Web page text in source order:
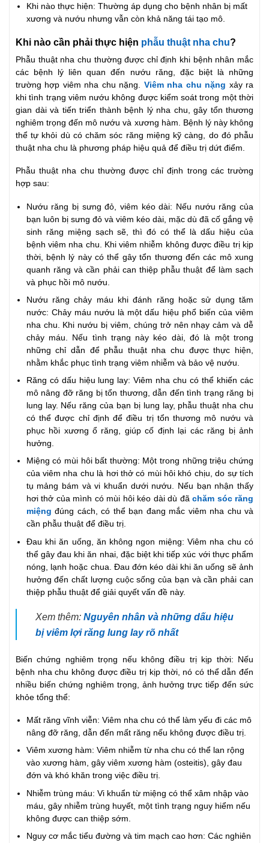
Khi nào thực hiện: Thường áp dụng cho bệnh nhân bị mất
xương và nướu nhưng vẫn còn khả năng tái tạo mô.
Khi nào cần phải thực hiện phẫu thuật nha chu?
Phẫu thuật nha chu thường được chỉ định khi bệnh nhân mắc
các bệnh lý liên quan đến nướu răng, đặc biệt là những
trường hợp viêm nha chu nặng. Viêm nha chu nặng xảy ra
khi tình trạng viêm nướu không được kiểm soát trong một thời
gian dài và tiến triển thành bệnh lý nha chu, gây tổn thương
nghiêm trọng đến mô nướu và xương hàm. Bệnh lý này không
thể tự khỏi dù có chăm sóc răng miệng kỹ càng, do đó phẫu
thuật nha chu là phương pháp hiệu quả để điều trị dứt điểm.
Phẫu thuật nha chu thường được chỉ định trong các trường
hợp sau:
Nướu răng bị sưng đỏ, viêm kéo dài: Nếu nướu răng của
bạn luôn bị sưng đỏ và viêm kéo dài, mặc dù đã cố gắng vệ
sinh răng miệng sạch sẽ, thì đó có thể là dấu hiệu của
bệnh viêm nha chu. Khi viêm nhiễm không được điều trị kịp
thời, bệnh lý này có thể gây tổn thương đến các mô xung
quanh răng và cần phải can thiệp phẫu thuật để làm sạch
và phục hồi mô nướu.
Nướu răng chảy máu khi đánh răng hoặc sử dụng tăm
nước: Chảy máu nướu là một dấu hiệu phổ biến của viêm
nha chu. Khi nướu bị viêm, chúng trở nên nhạy cảm và dễ
chảy máu. Nếu tình trạng này kéo dài, đó là một trong
những chỉ dẫn để phẫu thuật nha chu được thực hiện,
nhằm khắc phục tình trạng viêm nhiễm và bảo vệ nướu.
Răng có dấu hiệu lung lay: Viêm nha chu có thể khiến các
mô nâng đỡ răng bị tổn thương, dẫn đến tình trạng răng bị
lung lay. Nếu răng của bạn bị lung lay, phẫu thuật nha chu
có thể được chỉ định để điều trị tổn thương mô nướu và
phục hồi xương ổ răng, giúp cố định lại các răng bị ảnh
hưởng.
Miệng có mùi hôi bất thường: Một trong những triệu chứng
của viêm nha chu là hơi thở có mùi hôi khó chịu, do sự tích
tụ mảng bám và vi khuẩn dưới nướu. Nếu bạn nhận thấy
hơi thở của mình có mùi hôi kéo dài dù đãchăm sóc răng
miệng đúng cách, có thể bạn đang mắc viêm nha chu và
cần phẫu thuật để điều trị.
Đau khi ăn uống, ăn không ngon miệng: Viêm nha chu có
thể gây đau khi ăn nhai, đặc biệt khi tiếp xúc với thực phẩm
nóng, lạnh hoặc chua. Đau đớn kéo dài khi ăn uống sẽ ảnh
hưởng đến chất lượng cuộc sống của bạn và cần phải can
thiệp phẫu thuật để giải quyết vấn đề này.
Xem thêm: Nguyên nhân và những dấu hiệu
bị viêm lợi răng lung lay rõ nhất
Biến chứng nghiêm trọng nếu không điều trị kịp thời: Nếu
bệnh nha chu không được điều trị kịp thời, nó có thể dẫn đến
nhiều biến chứng nghiêm trọng, ảnh hưởng trực tiếp đến sức
khỏe tổng thể:
Mất răng vĩnh viễn: Viêm nha chu có thể làm yếu đi các mô
nâng đỡ răng, dẫn đến mất răng nếu không được điều trị.
Viêm xương hàm: Viêm nhiễm từ nha chu có thể lan rộng
vào xương hàm, gây viêm xương hàm (osteitis), gây đau
đớn và khó khăn trong việc điều trị.
Nhiễm trùng máu: Vi khuẩn từ miệng có thể xâm nhập vào
máu, gây nhiễm trùng huyết, một tình trạng nguy hiểm nếu
không được can thiệp sớm.
Nguy cơ mắc tiểu đường và tim mạch cao hơn: Các nghiên